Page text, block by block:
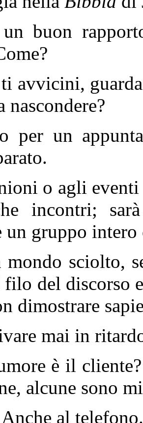
un buon
ti avvicini,
nascondere?
per un
o agli
incontri;
un gruppo
mondo sciolto,
filo del discorso
dimostrare
mai in
è il
alcune sono
al